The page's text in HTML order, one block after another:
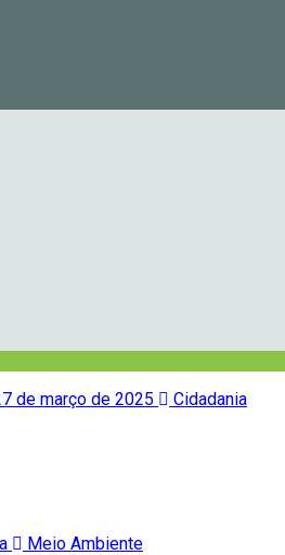
de março de 2025
Cidadania
Meio Ambiente